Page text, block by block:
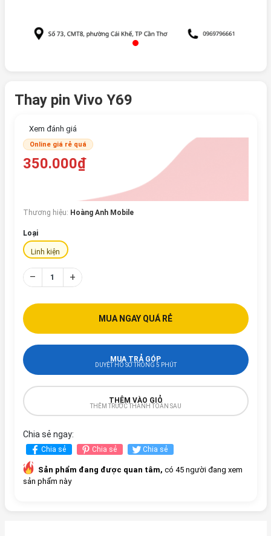
Thay pin Vivo Y69
Xem đánh giá
Online giá rẻ quá
350.000₫
Thương hiệu: Hoàng Anh Mobile
Loại
Linh kiện
– +
MUA NGAY QUÁ RẺ
MUA TRẢ GÓP
DUYỆT HỒ SƠ TRONG 5 PHÚT
THÊM VÀO GIỎ
THÊM TRƯỚC THANH TOÁN SAU
Chia sẻ ngay:
Chia sẻ Chia sẻ Chia sẻ
Sản phẩm đang được quan tâm, có 45 người đang xem
sản phẩm này